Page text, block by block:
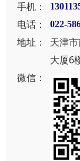
手机：
电话： 022-
地址：
天津
大厦6
微信：